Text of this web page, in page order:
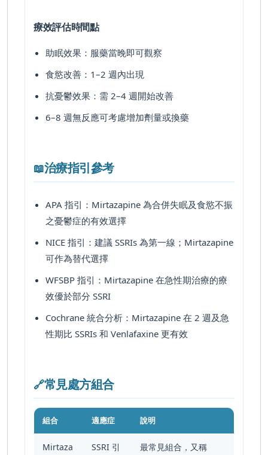
療效評估時間點
助眠效果：服藥當晚即可觀察
食慾改善：1–2 週內出現
抗憂鬱效果：需 2–4 週開始改善
6–8 週無反應可考慮增加劑量或換藥
📖治療指引參考
APA 指引 ：Mirtazapine 為合併失眠及食慾不振
之憂鬱症的有效選擇
NICE 指引 ：建議 SSRIs 為第一線；Mirtazapine
可作為替代選擇
WFSBP 指引 ：Mirtazapine 在急性期治療的療
效優於部分 SSRI
Cochrane 統合分析 ：Mirtazapine 在 2 週及急
性期比 SSRIs 和 Venlafaxine 更有效
🔗常見處方組合
組合 適應症 說明
Mirtaza
SSRI 引
最常見組合，又稱